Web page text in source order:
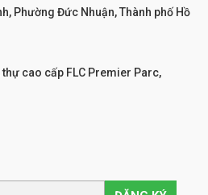
Phường Đức Nhuận, Thành phố Hồ
thự cao cấp FLC Premier Parc,